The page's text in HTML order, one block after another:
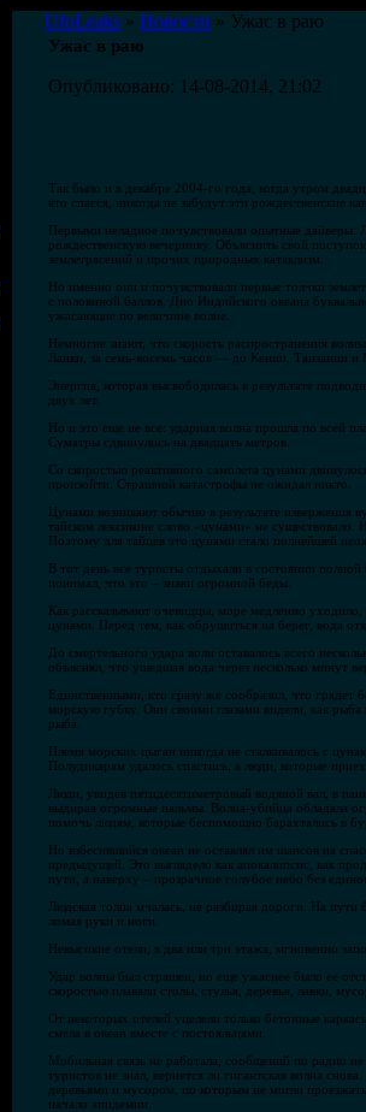
UfoLeaks » Новости » Ужас в раю
Ужас в раю
Опубликовано: 14-08-2014, 21:02
Так было и в декабре 2004-го года, когда утром
кто спасся, никогда не забудут эти рождественские
Первыми неладное почувствовали опытные дайверы.
рождественскую вечеринку. Объяснить свой
землетрясений и прочих природных катаклизм.
Но именно они и почувствовали первые толчки
с половиной баллов. Дно Индийского океана
ужасающие по величине волне.
Немногие знают, что скорость распространения
Ланки, за семь-восемь часов — до Кении, Танзании и
Энергия, которая высвободилась в результате
двух лет.
Но и это еще не все: ударная волна прошла по всей
Суматры сдвинулись на двадцать метров.
Со скоростью реактивного самолета цунами
произойти. Страшной катастрофы не ожидал никто.
Цунами возникают обычно в результате извержения
тайском лексиконе слово «цунами» не
Поэтому для тайцев это цунами стало полнейшей
В тот день все туристы отдыхали в состоянии
понимал, что это – знаки огромной беды.
Как рассказывают очевидцы, море медленно
цунами. Перед тем, как обрушиться на берег, вода
До смертельного удара волн оставалось всего
объяснял, что ушедшая вода через несколько минут
Единственными, кто сразу же сообразил, что
морскую губку. Они своими глазами видели, как рыба
рыба.
Племя морских цыган никогда не сталкивалось с
Полудикарям удалось спастись, а люди, которые
Люди, увидев пятидесятиметровый водяной вал, в
выдирая огромные пальмы. Волна-убийца обладала
помочь людям, которые беспомощно барахтались в
Но взбесившийся океан не оставлял им шансов на
предыдущей. Это выглядело как апокалипсис, как
пути, а наверху – прозрачное голубое небо без
Людская толпа мчалась, не разбирая дороги. На
ломая руки и ноги.
Невысокие отели, в два или три этажа, мгновенно
Удар волны был страшен, но еще ужаснее было ее
скоростью плавали столы, стулья, деревья, лавки,
От некоторых отелей уцелели только бетонные
смела в океан вместе с постояльцами.
Мобильная связь не работала, сообщений по радио
туристов не знал, вернется ли гигантская волна
деревьями и мусором, по которым не могли
начало эпидемии.